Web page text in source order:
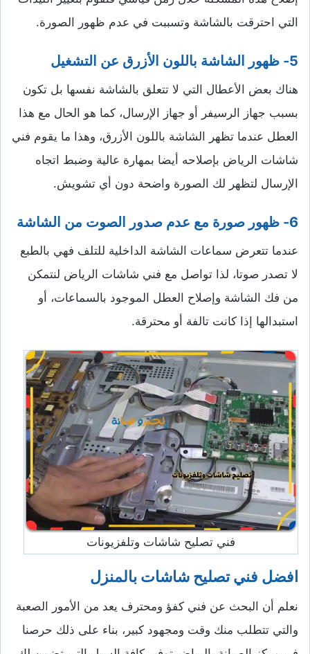
التي احترقت بالشاشة وتسببت في عدم ظهور الصورة.
5- ظهور الشاشة باللون الأزرق عن التشغيل
هناك بعض الأعطال التي لا تتعلق بالشاشة نفسها بل تكون
بسبب جهاز الرسيفر أو جهاز الإرسال، كما هو الحال مع هذا
العطل عندما تظهر الشاشة باللون الأزرق، وهذا ما يقوم فني
شاشات الرياض بإصلاحه أيضا بمهارة عالية وضبط اتجاه
الإرسال لتظهر لك الصورة واضحة دون أي تشويش.
6- ظهور صورة مع عدم صدور الصوت من الشاشة
عندما تتعرض سماعات الشاشة الداخلية للتلف فهي بالطبع
لا تصدر صوتا، لذا تواصل مع فني شاشات الرياض لنتمكن
من فك الشاشة وإصلاح العطل الموجود بالسماعات، أو
استبدالها إذا كانت تالفة أو محترقة.
فني تصليح شاشات وتلفزيونات
افضل فني تصليح شاشات بالمنزل
نعلم أن البحث عن فني كفؤ ومحترف يعد من الأمور الصعبة
والتي تتطلب منك وقت ومجهود كبير، بناء على ذلك حرصنا